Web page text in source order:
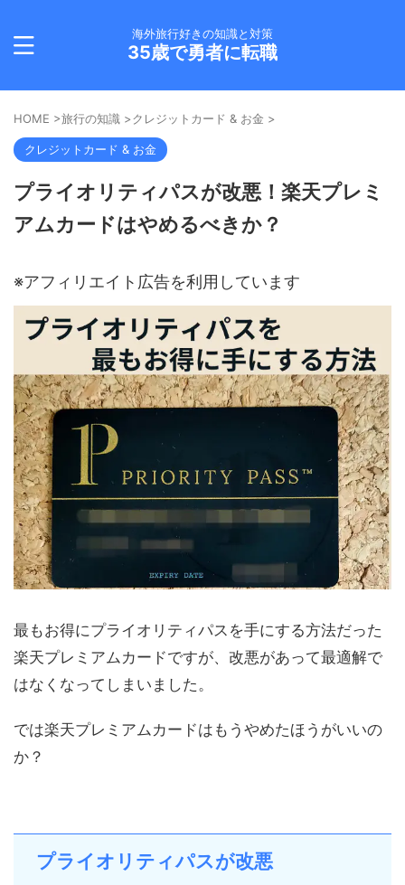
海外旅行好きの知識と対策
35歳で勇者に転職
HOME >旅行の知識 >クレジットカード & お金 >
クレジットカード & お金
プライオリティパスが改悪！楽天プレミ
アムカードはやめるべきか？
※アフィリエイト広告を利用しています
最もお得にプライオリティパスを手にする方法だった
楽天プレミアムカードですが、改悪があって最適解で
はなくなってしまいました。
では楽天プレミアムカードはもうやめたほうがいいの
か？
プライオリティパスが改悪